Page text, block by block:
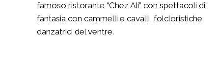
famoso ristorante “Chez Ali” con spettacoli di
fantasia con cammelli e cavalli, folcloristiche
danzatrici del ventre.